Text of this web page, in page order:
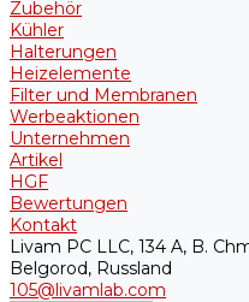
Zubehör
Kühler
Halterungen
Heizelemente
Filter und Membranen
Werbeaktionen
Unternehmen
Artikel
HGF
Bewertungen
Kontakt
Livam PC LLC, 134 A, B.
Belgorod, Russland
105@livamlab.com